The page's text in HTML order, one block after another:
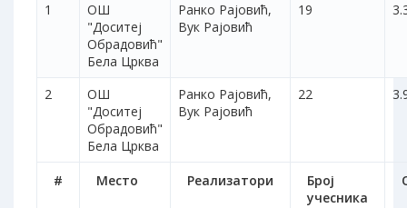
# Место Реализатори
Број
учесника
1
ОШ
"Доситеј
Обрадовић"
Бела Црква
Ранко Рајовић,
Вук Рајовић
19
2
ОШ
"Доситеј
Обрадовић"
Бела Црква
Ранко Рајовић,
Вук Рајовић
22